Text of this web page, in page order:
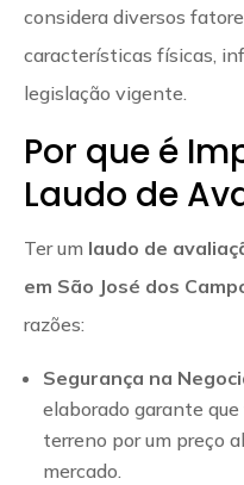
considera diversos
características físicas,
legislação vigente.
Por que é
Laudo de
Ter um laudo de
em São José dos
razões:
Segurança na
elaborado garante
terreno por um preço
mercado.